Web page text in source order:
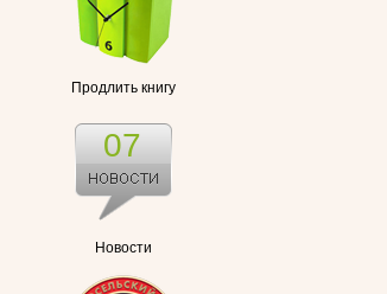
Продлить книгу
Новости
07